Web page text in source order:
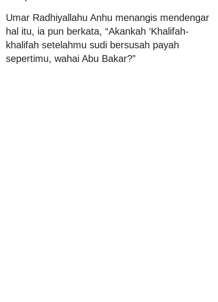
Umar Radhiyallahu Anhu menangis mendengar
hal itu, ia pun berkata, “Akankah ‘Khalifah-
khalifah setelahmu sudi bersusah payah
sepertimu, wahai Abu Bakar?”